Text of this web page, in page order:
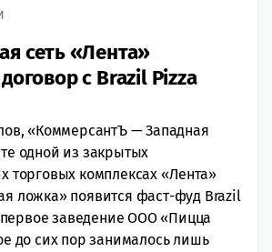
сеть «Лента»
с Brazil Pizza
«КоммерсантЪ — Западная
одной из закрытых
торговых комплексах «Лента»
ложка» появится фаст-фуд Brazil
первое заведение ООО «Пицца
до сих пор занималось лишь